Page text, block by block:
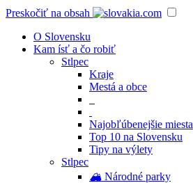
Preskočiť na obsah
O Slovensku
Kam ísť a čo robiť
Stlpec
Kraje
Mestá a obce
Najobľúbenejšie miesta
Top 10 na Slovensku
Tipy na výlety
Stlpec
🏔 Národné parky